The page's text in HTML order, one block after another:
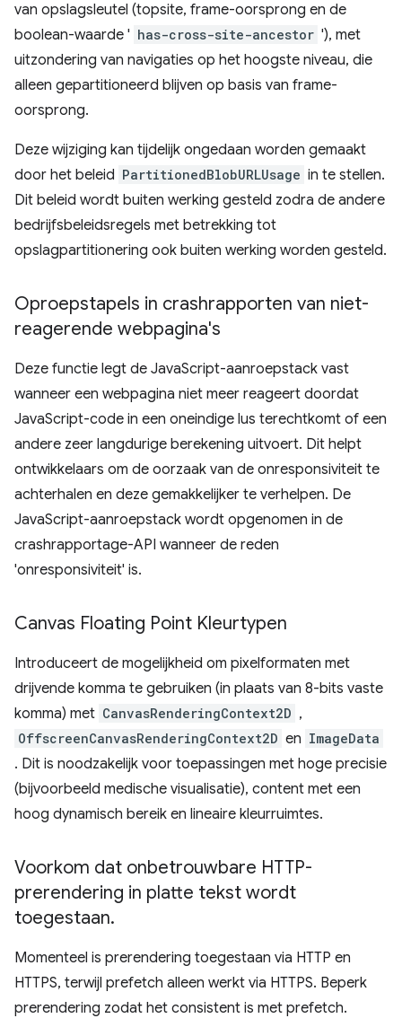
van opslagsleutel (topsite, frame-oorsprong en de
boolean-waarde ' has-cross-site-ancestor '), met
uitzondering van navigaties op het hoogste niveau, die
alleen gepartitioneerd blijven op basis van frame-
oorsprong.
Deze wijziging kan tijdelijk ongedaan worden gemaakt
door het beleid PartitionedBlobURLUsage in te stellen.
Dit beleid wordt buiten werking gesteld zodra de andere
bedrijfsbeleidsregels met betrekking tot
opslagpartitionering ook buiten werking worden gesteld.
Oproepstapels in crashrapporten van niet-
reagerende webpagina's
Deze functie legt de JavaScript-aanroepstack vast
wanneer een webpagina niet meer reageert doordat
JavaScript-code in een oneindige lus terechtkomt of een
andere zeer langdurige berekening uitvoert. Dit helpt
ontwikkelaars om de oorzaak van de onresponsiviteit te
achterhalen en deze gemakkelijker te verhelpen. De
JavaScript-aanroepstack wordt opgenomen in de
crashrapportage-API wanneer de reden
'onresponsiviteit' is.
Canvas Floating Point Kleurtypen
Introduceert de mogelijkheid om pixelformaten met
drijvende komma te gebruiken (in plaats van 8-bits vaste
komma) met CanvasRenderingContext2D ,
OffscreenCanvasRenderingContext2D en ImageData
. Dit is noodzakelijk voor toepassingen met hoge precisie
(bijvoorbeeld medische visualisatie), content met een
hoog dynamisch bereik en lineaire kleurruimtes.
Voorkom dat onbetrouwbare HTTP-
prerendering in platte tekst wordt
toegestaan.
Momenteel is prerendering toegestaan ​​via HTTP en
HTTPS, terwijl prefetch alleen werkt via HTTPS. Beperk
prerendering zodat het consistent is met prefetch.